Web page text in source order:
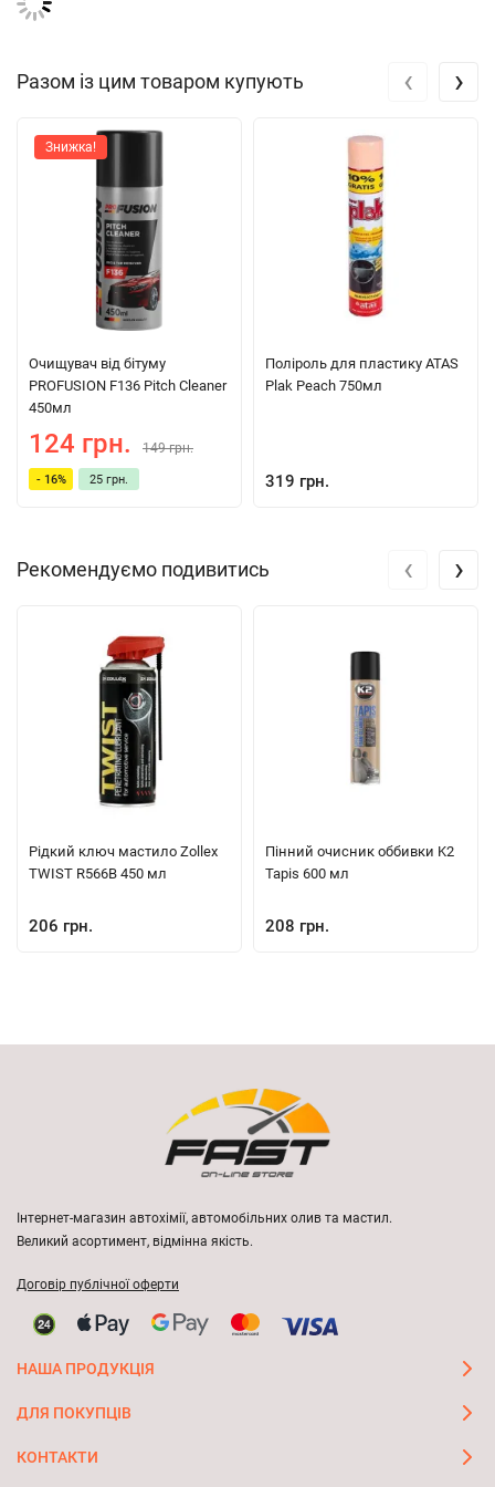
Разом із цим товаром купують
Знижка!
Очищувач від бітуму
PROFUSION F136 Pitch Cleaner
450мл
124 грн. 149 грн.
- 16% 25 грн.
Поліроль для пластику ATAS
Plak Peach 750мл
319 грн.
‹ ›
Рекомендуємо подивитись
Рідкий ключ мастило Zollex
TWIST R566B 450 мл
206 грн.
Пінний очисник оббивки K2
Tapis 600 мл
208 грн.
‹ ›
Інтернет-магазин автохімії, автомобільних олив та мастил.
Великий асортимент, відмінна якість.
Договір публічної оферти
НАША ПРОДУКЦІЯ
ДЛЯ ПОКУПЦІВ
КОНТАКТИ